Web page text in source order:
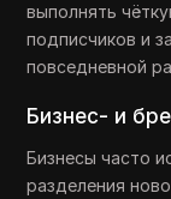
выполнять
подписчиков и
повседневной
Бизнес- и
Бизнесы часто
разделения